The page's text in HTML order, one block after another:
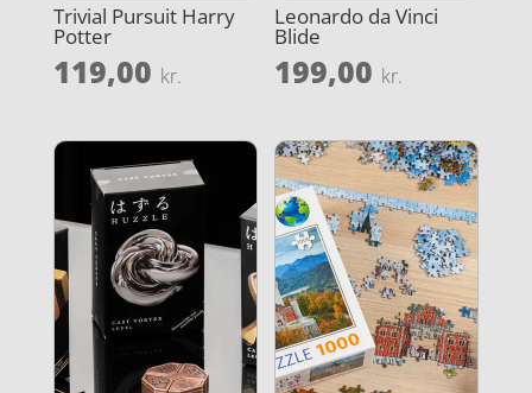
Trivial Pursuit Harry
Potter
119,00 kr.
Leonardo da Vinci
Blide
199,00 kr.